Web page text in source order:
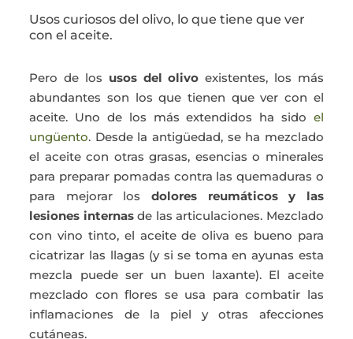
Usos curiosos del olivo, lo que tiene que ver
con el aceite.
Pero de los usos del olivo existentes, los más
abundantes son los que tienen que ver con el
aceite. Uno de los más extendidos ha sido el
ungüento. Desde la antigüedad, se ha mezclado
el aceite con otras grasas, esencias o minerales
para preparar pomadas contra las quemaduras o
para mejorar los dolores reumáticos y las
lesiones internasde las articulaciones. Mezclado
con vino tinto, el aceite de oliva es bueno para
cicatrizar las llagas (y si se toma en ayunas esta
mezcla puede ser un buen laxante). El aceite
mezclado con flores se usa para combatir las
inflamaciones de la piel y otras afecciones
cutáneas.